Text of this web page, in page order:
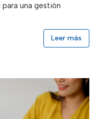
una gestión
Leer más